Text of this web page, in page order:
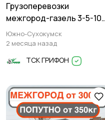
Изготовление на
заказ
Уход за животными
Грузоперевозки
межгород-газель 3-5-10
тонн
Южно-Сухокумск
2 месяца назад
ТСК ГРИФОН